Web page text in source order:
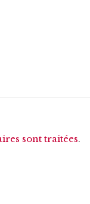
sont traitées.